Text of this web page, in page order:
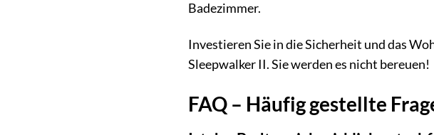
Badezimmer.
Investieren Sie in die Sicherheit und das
Sleepwalker II. Sie werden es nicht bereuen!
FAQ – Häufig gestellte